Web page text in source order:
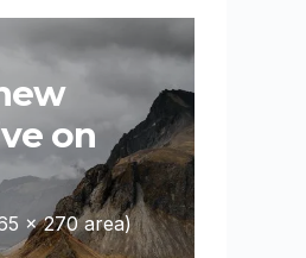
on
x 270 area)